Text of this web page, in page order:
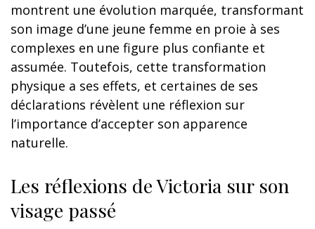
montrent une évolution marquée, transformant
son image d’une jeune femme en proie à ses
complexes en une figure plus confiante et
assumée. Toutefois, cette transformation
physique a ses effets, et certaines de ses
déclarations révèlent une réflexion sur
l’importance d’accepter son apparence
naturelle.
Les réflexions de Victoria sur son
visage passé